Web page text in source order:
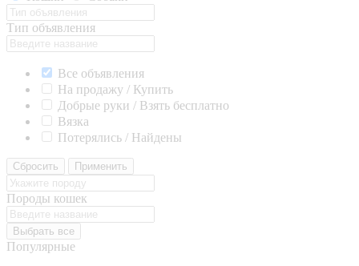
Тип объявления
Все объявления
На продажу / Купить
Добрые руки / Взять бесплатно
Вязка
Потерялись / Найдены
Сбросить Применить
Породы кошек
Выбрать все
Популярные